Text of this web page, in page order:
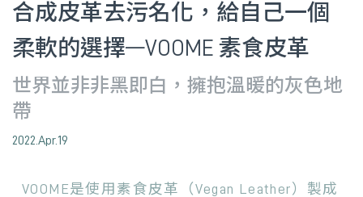
合成皮革去污名化，給自己一個
柔軟的選擇—VOOME 素食皮革
世界並非非黑即白，擁抱溫暖的灰色地
帶
2022.Apr.19
VOOME是使用素食皮革（Vegan Leather）製成